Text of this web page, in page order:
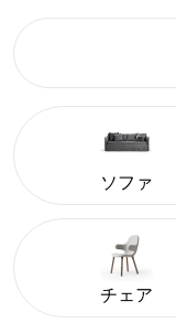
ソファ
チェア